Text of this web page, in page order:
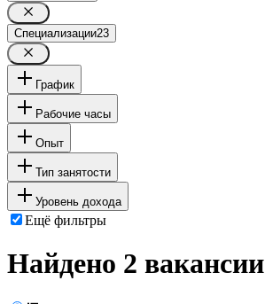
Специализации23
График
Рабочие часы
Опыт
Тип занятости
Уровень дохода
Ещё фильтры
Найдено 2 вакансии